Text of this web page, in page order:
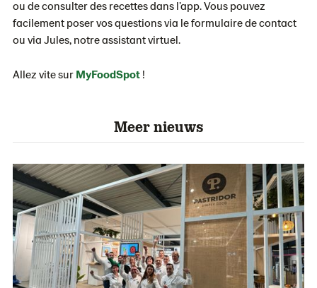
ou de consulter des recettes dans l’app. Vous pouvez
facilement poser vos questions via le formulaire de contact
ou via Jules, notre assistant virtuel.
Allez vite sur MyFoodSpot !
Meer nieuws